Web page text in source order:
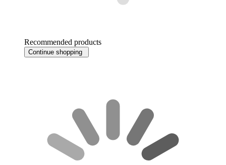
Recommended products
Continue shopping